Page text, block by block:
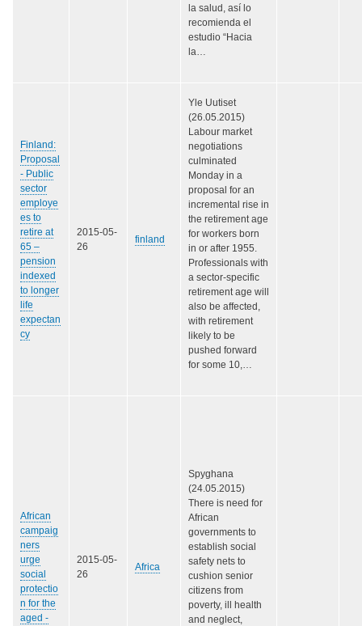
la salud, así lo
recomienda el
estudio “Hacia
la…
Finland:
Proposal
- Public
sector
employe
es to
retire at
65 –
pension
indexed
to longer
life
expectan
cy
2015-05-
26
finland
Yle Uutiset
(26.05.2015)
Labour market
negotiations
culminated
Monday in a
proposal for an
incremental rise in
the retirement age
for workers born
in or after 1955.
Professionals with
a sector-specific
retirement age will
also be affected,
with retirement
likely to be
pushed forward
for some 10,…
African
campaig
ners
urge
social
protectio
n for the
aged -
2015-05-
26
Africa
Spyghana
(24.05.2015)
There is need for
African
governments to
establish social
safety nets to
cushion senior
citizens from
poverty, ill health
and neglect,